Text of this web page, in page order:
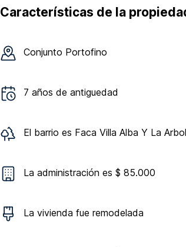
Características de la
Conjunto Portofino
7 años de antiguedad
El barrio es Faca Villa Alba Y La
La administración es $ 85.000
La vivienda fue remodelada